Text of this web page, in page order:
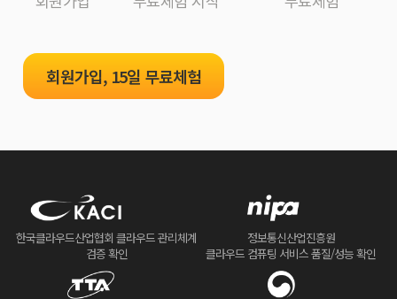
회원가입, 15일 무료체험
한국클라우드산업협회 클라우드 관리체계
검증 확인
정보통신산업진흥원
클라우드 컴퓨팅 서비스 품질/성능 확인